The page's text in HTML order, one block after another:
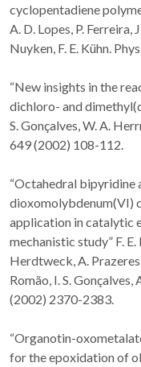
cyclopentadiene
A. D. Lopes, P. Ferreira,
Nuyken, F. E. Kühn.
“New insights in the
dichloro- and
S. Gonçalves, W. A.
649 (2002) 108-112.
“Octahedral bipyridine
dioxomolybdenum(VI)
application in catalytic
mechanistic study” F. E.
Herdtweck, A.
Romão, I. S. Gonçalves,
(2002) 2370-2383.
“Organotin-
for the epoxidation of